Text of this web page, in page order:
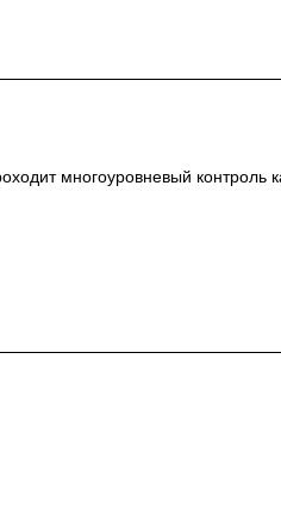
многоуровневый контроль